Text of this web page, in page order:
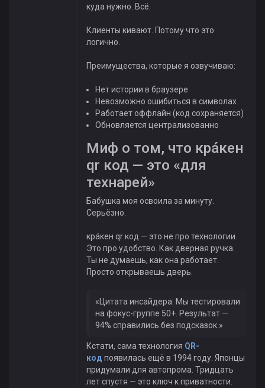
куда нужно. Всё.
Клиенты кивают. Потому что это
логично.
Преимущества, которые я озвучиваю:
Нет истории в браузере
Невозможно ошибиться в символах
Работает оффлайн (код сохраняется)
Обновляется централизованно
Миф о том, что крáкен
qr код — это «для
технарей»
Бабушка моя освоила за минуту.
Серьёзно.
крáкен qr код — это не про технологии.
Это про удобство. Как дверная ручка.
Ты не думаешь, как она работает.
Просто открываешь дверь.
«Цитата инсайдера: Мы тестировали
на фокус-группе 50+. Результат —
94% справились без подсказок.»
Кстати, сама технология QR-
код появилась ещё в 1994 году. Японцы
придумали для автопрома. Тридцать
лет спустя — это ключ к приватности.